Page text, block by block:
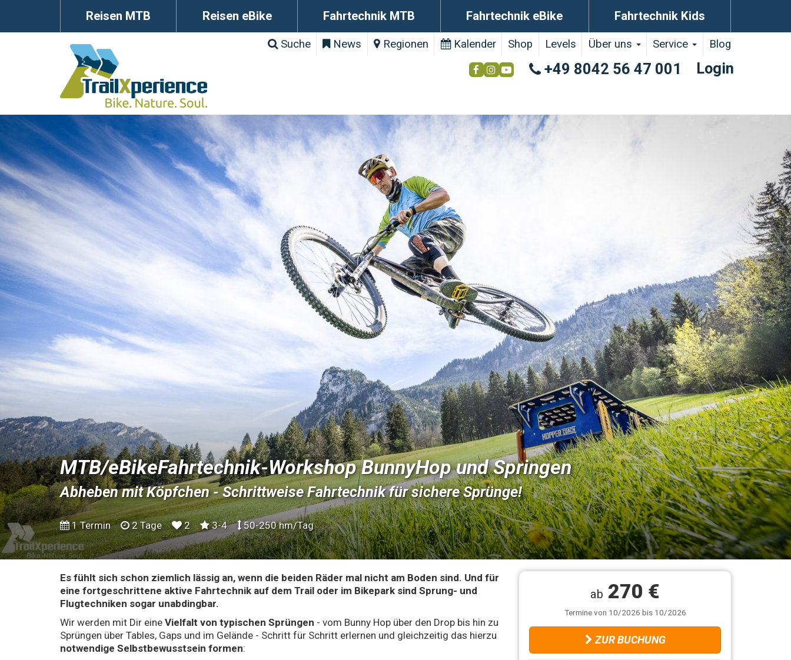
Reisen MTB Reisen eBike Fahrtechnik MTB Fahrtechnik eBike Fahrtechnik Kids
Suche News Regionen Kalender Shop Levels Über uns Service Blog
Login
+49 8042 56 47 001
MTB/eBikeFahrtechnik-Workshop BunnyHop und Springen
Abheben mit Köpfchen - Schrittweise Fahrtechnik für sichere Sprünge!
1 Termin 2 Tage 2 3-4 50-250 hm/Tag
Es fühlt sich schon ziemlich lässig an, wenn die beiden Räder mal nicht am Boden sind. Und für
eine fortgeschrittene aktive Fahrtechnik auf dem Trail oder im Bikepark sind Sprung- und
Flugtechniken sogar unabdingbar.
Wir werden mit Dir eine Vielfalt von typischen Sprüngen - vom Bunny Hop über den Drop bis hin zu
Sprüngen über Tables, Gaps und im Gelände - Schritt für Schritt erlernen und gleichzeitig das hierzu
notwendige Selbstbewusstsein formen:
ab 270 €
Termine von 10/2026 bis 10/2026
ZUR BUCHUNG